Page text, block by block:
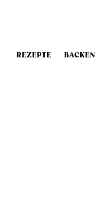
REZEPTE BACKEN